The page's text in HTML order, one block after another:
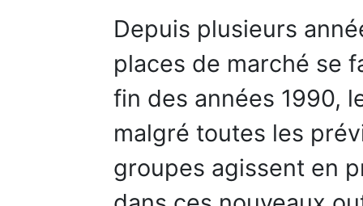
Depuis plusieurs
places de marché se
fin des années 1990,
malgré toutes les
groupes agissent en